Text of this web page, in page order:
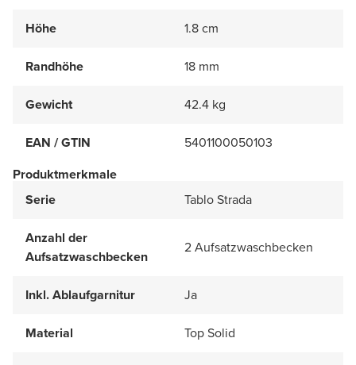
Höhe 1.8 cm
Randhöhe 18 mm
Gewicht 42.4 kg
EAN / GTIN
5401100050103
Produktmerkmale
Serie
Tablo Strada
Anzahl der
Aufsatzwaschbecken
2 Aufsatzwaschbecken
Inkl. Ablaufgarnitur Ja
Material Top Solid